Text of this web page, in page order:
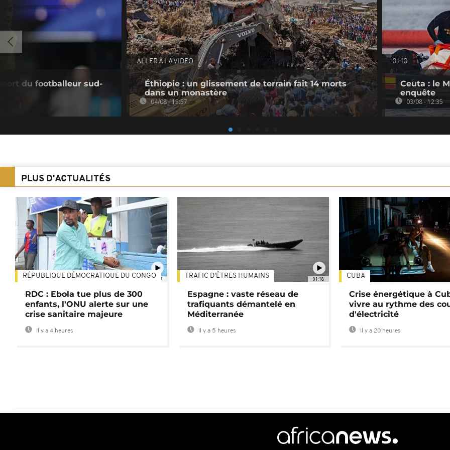
du footballeur sud-
ALLER À LA VIDEO
Éthiopie : un glissement de terrain fait 14 morts
dans un monastère
04/08 - 15:57
01:10
Ceuta : le
enquête
03/08 - 12:35
PLUS D'ACTUALITÉS
01:47
RÉPUBLIQUE DÉMOCRATIQUE DU CONGO
RDC : Ebola tue plus de 300
enfants, l'ONU alerte sur une
crise sanitaire majeure
Il y a 4 heures
01:18
TRAFIC D'ÊTRES HUMAINS
Espagne : vaste réseau de
trafiquants démantelé en
Méditerranée
Il y a 5 heures
CUBA
Crise énergétique à
vivre au rythme des
d'électricité
Il y a 20 heures